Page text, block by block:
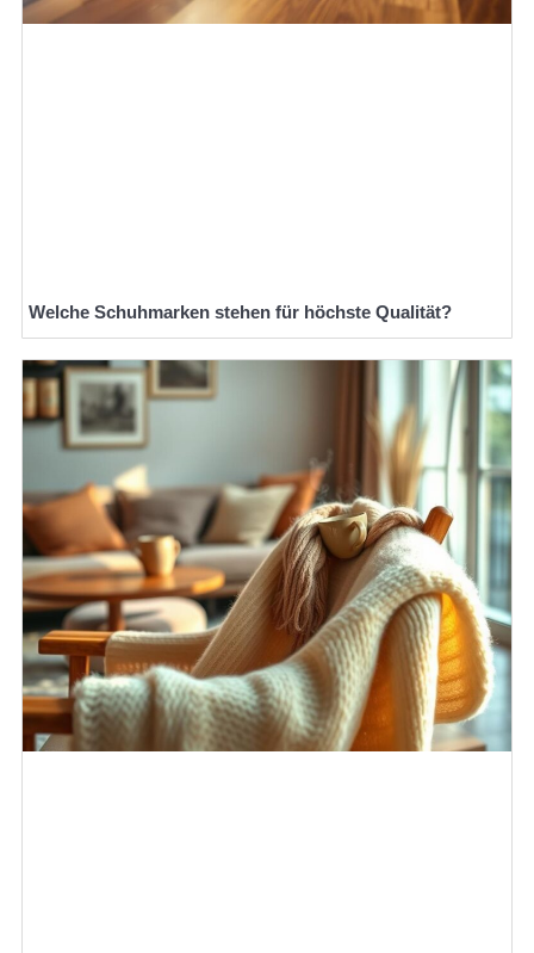
Welche Schuhmarken stehen für höchste Qualität?